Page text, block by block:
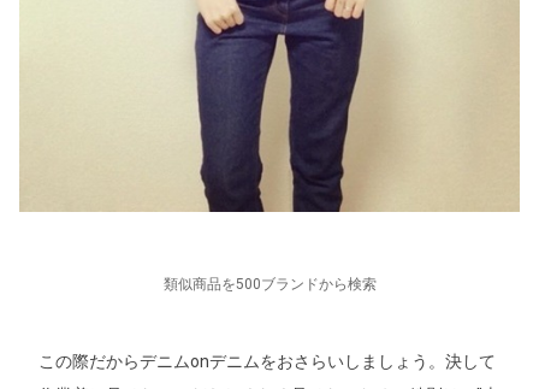
類似商品を500ブランドから検索
この際だからデニムonデニムをおさらいしましょう。決して